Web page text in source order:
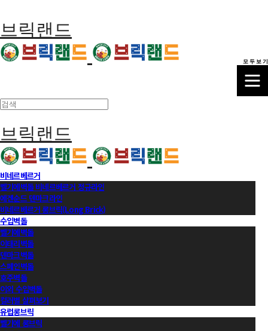
브릭랜드
브릭랜드
비네르베르거
벨기에벽돌 비네르베르거 정규라인
에겐순드 덴마크라인
비네르베르거 롱브릭(Long Brick)
수입벽돌
벨기에벽돌
이태리벽돌
덴마크벽돌
스페인벽돌
호주벽돌
이외 수입벽돌
컬러별 살펴보기
유럽롱브릭
벨기에 롱브릭
모 두 보 기